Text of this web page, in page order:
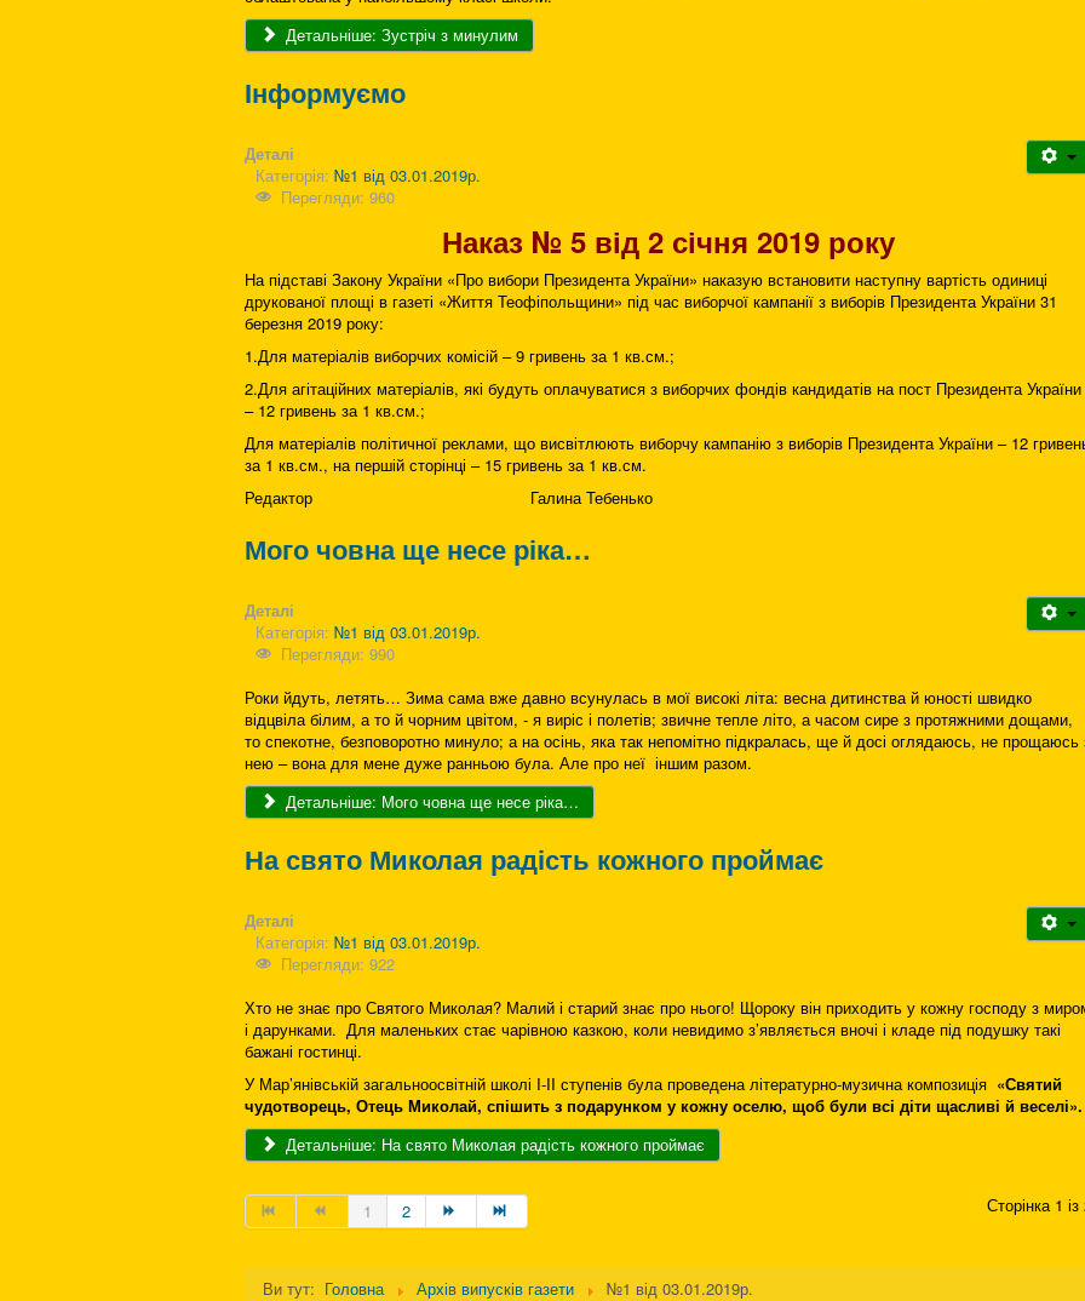
Детальніше: Зустріч з минулим
Інформуємо
Деталі
Категорія: №1 від 03.01.2019р.
Перегляди: 960
Наказ № 5 від 2 січня 2019 року
На підставі Закону України «Про вибори Президента України» наказую встановити наступну вартість одиниці
друкованої площі в газеті «Життя Теофіпольщини» під час виборчої кампанії з виборів Президента України 31
березня 2019 року:
1.Для матеріалів виборчих комісій – 9 гривень за 1 кв.см.;
2.Для агітаційних матеріалів, які будуть оплачуватися з виборчих фондів кандидатів на пост Президента України
– 12 гривень за 1 кв.см.;
Для матеріалів політичної реклами, що висвітлюють виборчу кампанію з виборів Президента України – 12
за 1 кв.см., на першій сторінці – 15 гривень за 1 кв.см.
Редактор Галина Тебенько
Мого човна ще несе ріка…
Деталі
Категорія: №1 від 03.01.2019р.
Перегляди: 990
Роки йдуть, летять… Зима сама вже давно всунулась в мої високі літа: весна дитинства й юності швидко
відцвіла білим, а то й чорним цвітом, - я виріс і полетів; звичне тепле літо, а часом сире з протяжними дощами,
то спекотне, безповоротно минуло; а на осінь, яка так непомітно підкралась, ще й досі оглядаюсь, не прощаюсь
нею – вона для мене дуже ранньою була. Але про неї іншим разом.
Детальніше: Мого човна ще несе ріка…
На свято Миколая радість кожного проймає
Деталі
Категорія: №1 від 03.01.2019р.
Перегляди: 922
Хто не знає про Святого Миколая? Малий і старий знає про нього! Щороку він приходить у кожну господу з
і дарунками. Для маленьких стає чарівною казкою, коли невидимо з’являється вночі і кладе під подушку такі
бажані гостинці.
У Мар’янівській загальноосвітній школі I-II ступенів була проведена літературно-музична композиція «Святий
чудотворець, Отець Миколай, спішить з подарунком у кожну оселю, щоб були всі діти щасливі й веселі».
Детальніше: На свято Миколая радість кожного проймає
Сторінка 1 із
1 2
Ви тут: Головна Архів випусків газети №1 від 03.01.2019р.